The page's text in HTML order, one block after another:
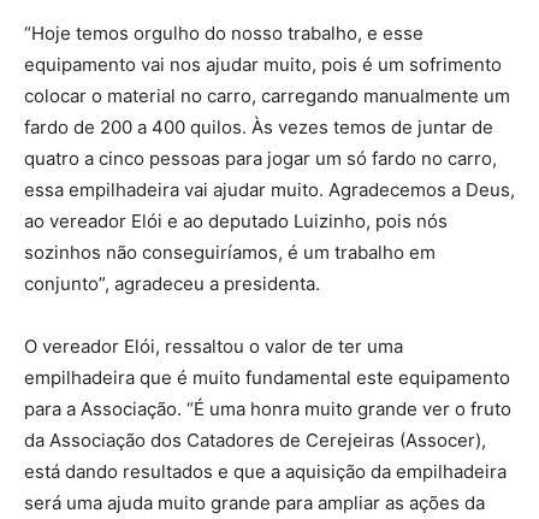
“Hoje temos orgulho do nosso trabalho, e esse
equipamento vai nos ajudar muito, pois é um sofrimento
colocar o material no carro, carregando manualmente um
fardo de 200 a 400 quilos. Às vezes temos de juntar de
quatro a cinco pessoas para jogar um só fardo no carro,
essa empilhadeira vai ajudar muito. Agradecemos a Deus,
ao vereador Elói e ao deputado Luizinho, pois nós
sozinhos não conseguiríamos, é um trabalho em
conjunto”, agradeceu a presidenta.
O vereador Elói, ressaltou o valor de ter uma
empilhadeira que é muito fundamental este equipamento
para a Associação. “É uma honra muito grande ver o fruto
da Associação dos Catadores de Cerejeiras (Assocer),
está dando resultados e que a aquisição da empilhadeira
será uma ajuda muito grande para ampliar as ações da